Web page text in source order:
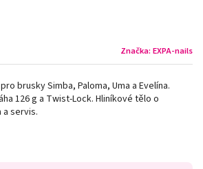
Značka: EXPA-nails
brusky Simba, Paloma, Uma a Evelína.
126 g a Twist-Lock. Hliníkové tělo o
a servis.